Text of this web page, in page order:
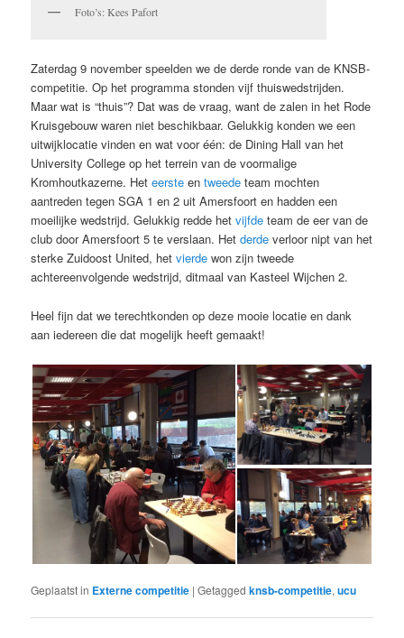
Foto’s: Kees Pafort
Zaterdag 9 november speelden we de derde ronde van de KNSB-
competitie. Op het programma stonden vijf thuiswedstrijden.
Maar wat is “thuis”? Dat was de vraag, want de zalen in het Rode
Kruisgebouw waren niet beschikbaar. Gelukkig konden we een
uitwijklocatie vinden en wat voor één: de Dining Hall van het
University College op het terrein van de voormalige
Kromhoutkazerne. Heteerste entweede team mochten
aantreden tegen SGA 1 en 2 uit Amersfoort en hadden een
moeilijke wedstrijd. Gelukkig redde hetvijfde team de eer van de
club door Amersfoort 5 te verslaan. Hetderde verloor nipt van het
sterke Zuidoost United, hetvierde won zijn tweede
achtereenvolgende wedstrijd, ditmaal van Kasteel Wijchen 2.
Heel fijn dat we terechtkonden op deze mooie locatie en dank
aan iedereen die dat mogelijk heeft gemaakt!
Geplaatst in Externe competitie |Getagged knsb-competitie,ucu